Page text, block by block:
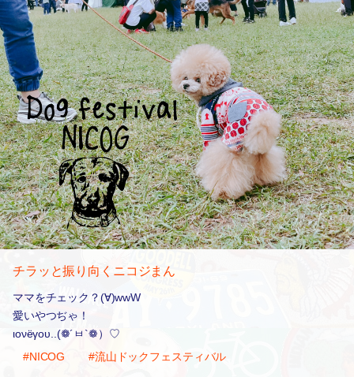
チラッと振り向くニコジまん
ママをチェック？(∀)wwW
愛いやつぢゃ！
ιονёγου..(❁´ㅂ`❁）♡
#NICOG
#流山ドックフェスティバル